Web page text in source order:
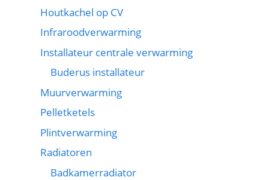
Houtkachel op CV
Infraroodverwarming
Installateur centrale verwarming
Buderus installateur
Muurverwarming
Pelletketels
Plintverwarming
Radiatoren
Badkamerradiator